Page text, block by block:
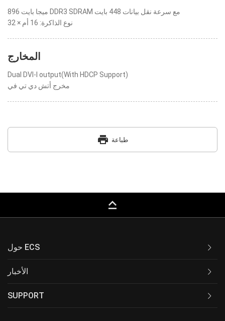
896 ميجا بايت DDR3 SDRAM مع سرعة نقل بيانات 448 بايت
نوع الذاكرة: 16 أم × 32
المخارج
Dual DVI-I output(With HDCP Support)
مخرج أتش دي تي في
print طباعة
keyboard_capslock
حول ECS
الأخبار
SUPPORT